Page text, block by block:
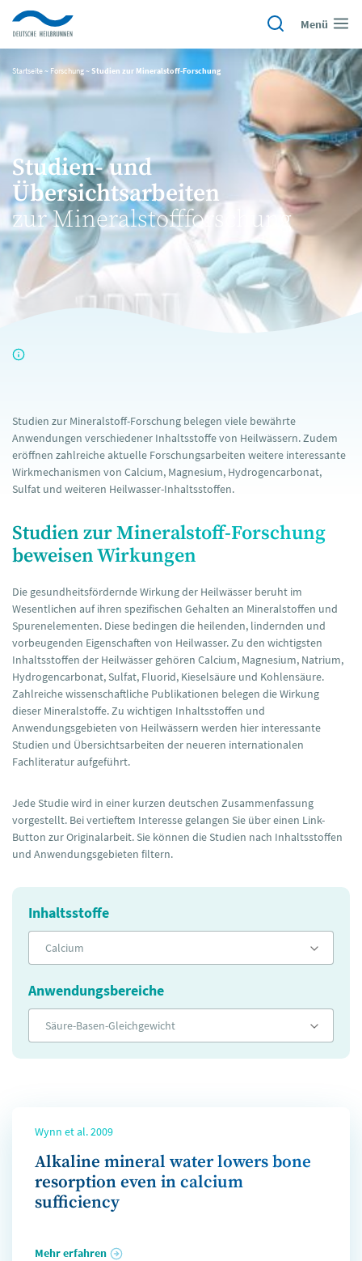
Menü
Startseite~ Forschung~ Studien zur Mineralstoff-Forschung
Studien- und
Übersichtsarbeiten
zur Mineralstoffforschung
Studien zur Mineralstoff-Forschung belegen viele bewährte
Anwendungen verschiedener Inhaltsstoffe von Heilwässern. Zudem
eröffnen zahlreiche aktuelle Forschungsarbeiten weitere interessante
Wirkmechanismen von Calcium, Magnesium, Hydrogencarbonat,
Sulfat und weiteren Heilwasser-Inhaltsstoffen.
Studien zur Mineralstoff-Forschung
beweisen Wirkungen
Die gesundheitsfördernde Wirkung der Heilwässer beruht im
Wesentlichen auf ihren spezifischen Gehalten an Mineralstoffen und
Spurenelementen. Diese bedingen die heilenden, lindernden und
vorbeugenden Eigenschaften von Heilwasser. Zu den wichtigsten
Inhaltsstoffen der Heilwässer gehören Calcium, Magnesium, Natrium,
Hydrogencarbonat, Sulfat, Fluorid, Kieselsäure und Kohlensäure.
Zahlreiche wissenschaftliche Publikationen belegen die Wirkung
dieser Mineralstoffe. Zu wichtigen Inhaltsstoffen und
Anwendungsgebieten von Heilwässern werden hier interessante
Studien und Übersichtsarbeiten der neueren internationalen
Fachliteratur aufgeführt.
Jede Studie wird in einer kurzen deutschen Zusammenfassung
vorgestellt. Bei vertieftem Interesse gelangen Sie über einen Link-
Button zur Originalarbeit. Sie können die Studien nach Inhaltsstoffen
und Anwendungsgebieten filtern.
Inhaltsstoffe
Calcium
Anwendungsbereiche
Säure-Basen-Gleichgewicht
Wynn et al. 2009
Alkaline mineral water lowers bone
resorption even in calcium
sufficiency
Mehr erfahren